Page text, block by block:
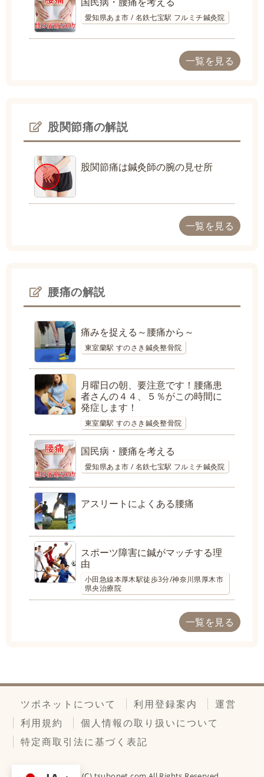
愛知県あま市 / 名鉄七宝駅 フルミチ鍼灸院
一覧を見る
股関節痛の解説
股関節痛は鍼灸師の腕の見せ所
一覧を見る
腰痛の解説
痛みを捉える～腰痛から～
東室蘭駅 すのさき鍼灸整骨院
月曜日の朝、要注意です！腰痛患
者さんの４４、５％がこの時間に
発症します！
東室蘭駅 すのさき鍼灸整骨院
国民病・腰痛を考える
愛知県あま市 / 名鉄七宝駅 フルミチ鍼灸院
アスリートによくある腰痛
スポーツ障害に鍼がマッチする理
由
小田急線本厚木駅徒歩3分/神奈川県厚木市
県央治療院
一覧を見る
ツボネットについて 利用登録案内
運営
利用規約
個人情報の取り扱いについて
特定商取引法に基づく表記